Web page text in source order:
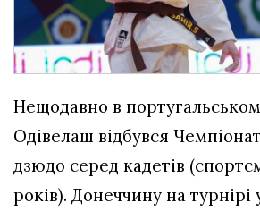
Нещодавно в
Одівелаш відбувся
дзюдо серед кадетів
років). Донеччину на турнірі